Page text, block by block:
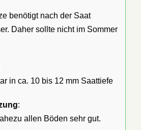
benötigt nach der Saat
Daher sollte nicht im Sommer
in ca. 10 bis 12 mm Saattiefe
:
allen Böden sehr gut.